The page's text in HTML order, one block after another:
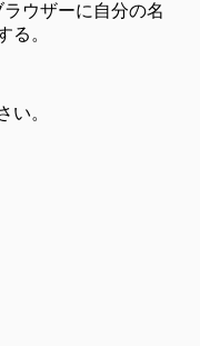
ウザーに自分の名
る。
い。